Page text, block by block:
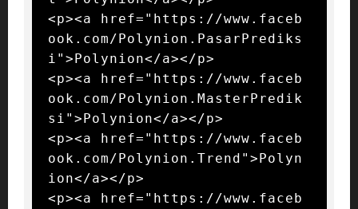
<p><a href="https://www.faceb
ook.com/Polynion.PasarPrediks
i">Polynion</a></p>
<p><a href="https://www.faceb
ook.com/Polynion.MasterPredik
si">Polynion</a></p>
<p><a href="https://www.faceb
ook.com/Polynion.Trend">Polyn
ion</a></p>
<p><a href="https://www.faceb